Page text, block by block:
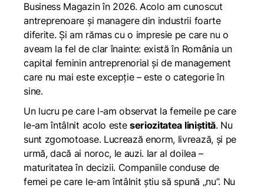
Business Magazin în 2026. Acolo am cunoscut
antreprenoare și managere din industrii foarte
diferite. Și am rămas cu o impresie pe care nu o
aveam la fel de clar înainte: există în România un
capital feminin antreprenorial și de management
care nu mai este excepție – este o categorie în
sine.
Un lucru pe care l-am observat la femeile pe care
le-am întâlnit acolo este seriozitatea liniștită. Nu
sunt zgomotoase. Lucrează enorm, livrează, și pe
urmă, dacă ai noroc, le auzi. Iar al doilea –
maturitatea în decizii. Companiile conduse de
femei pe care le-am întâlnit știu să spună „nu”. Nu